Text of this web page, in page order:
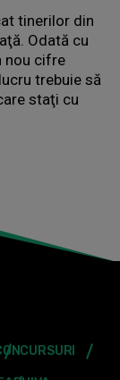
tinerilor din
Odată cu
nou cifre
trebuie să
staţi cu